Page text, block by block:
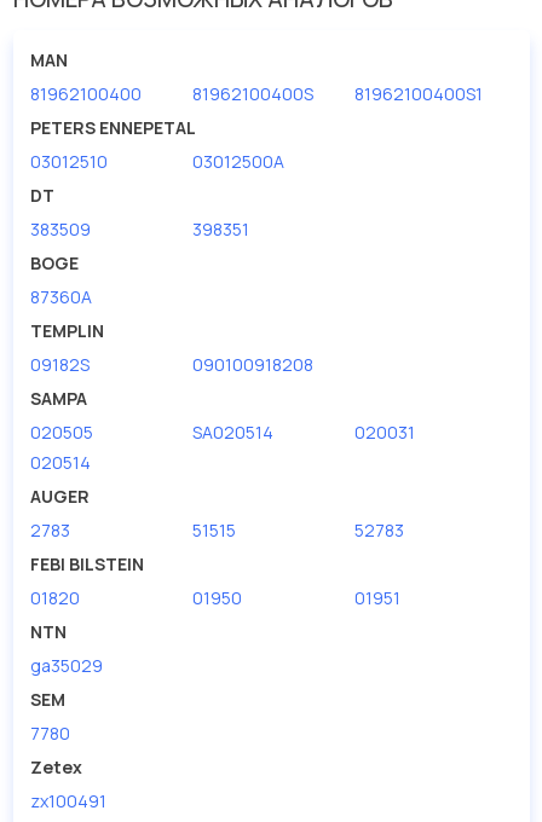
MAN
81962100400
81962100400S
81962100400S1
PETERS ENNEPETAL
03012510
03012500A
DT
383509
398351
BOGE
87360A
TEMPLIN
09182S
090100918208
SAMPA
020505
SA020514
020031
020514
AUGER
2783
51515
52783
FEBI BILSTEIN
01820
01950
01951
NTN
ga35029
SEM
7780
Zetex
zx100491